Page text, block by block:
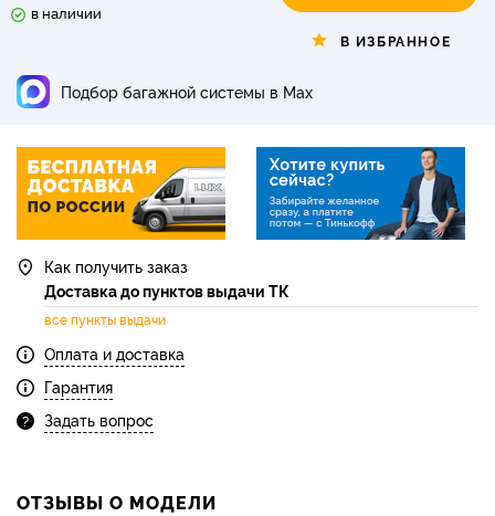
в наличии
В ИЗБРАННОЕ
Подбор багажной системы в Max
Как получить заказ
Доставка до пунктов выдачи ТК
все пункты выдачи
Оплата и доставка
Гарантия
Задать вопрос
ОТЗЫВЫ О МОДЕЛИ